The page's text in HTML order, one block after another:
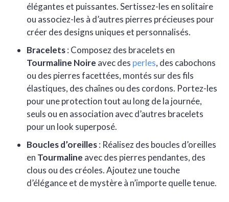
élégantes et puissantes. Sertissez-les en solitaire
ou associez-les à d’autres pierres précieuses pour
créer des designs uniques et personnalisés.
Bracelets: Composez des bracelets en
Tourmaline Noire avec des perles, des cabochons
ou des pierres facettées, montés sur des fils
élastiques, des chaînes ou des cordons. Portez-les
pour une protection tout au long de la journée,
seuls ou en association avec d’autres bracelets
pour un look superposé.
Boucles d’oreilles: Réalisez des boucles d’oreilles
en Tourmaline avec des pierres pendantes, des
clous ou des créoles. Ajoutez une touche
d’élégance et de mystère à n’importe quelle tenue.